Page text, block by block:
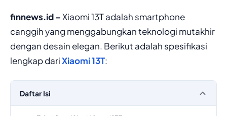
finnews.id –Xiaomi 13T adalah smartphone
canggih yang menggabungkan teknologi mutakhir
dengan desain elegan. Berikut adalah spesifikasi
lengkap dariXiaomi 13T:
Daftar Isi